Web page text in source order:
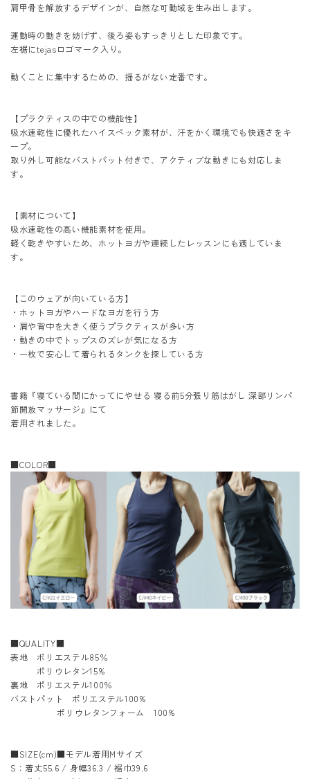
肩甲骨を解放するデザインが、自然な可動域を生み出します。
運動時の動きを妨げず、後ろ姿もすっきりとした印象です。
左裾にtejasロゴマーク入り。
動くことに集中するための、揺るがない定番です。
【プラクティスの中での機能性】
吸水速乾性に優れたハイスペック素材が、汗をかく環境でも快適さをキ
ープ。
取り外し可能なバストパット付きで、アクティブな動きにも対応しま
す。
【素材について】
吸水速乾性の高い機能素材を使用。
軽く乾きやすいため、ホットヨガや連続したレッスンにも適していま
す。
【このウェアが向いている方】
・ホットヨガやハードなヨガを行う方
・肩や背中を大きく使うプラクティスが多い方
・動きの中でトップスのズレが気になる方
・一枚で安心して着られるタンクを探している方
書籍『寝ている間にかってにやせる 寝る前5分張り筋はがし 深部リンパ
節開放マッサージ 』にて
着用されました。
■COLOR■
■QUALITY■
表地 ポリエステル85％
ポリウレタン15%
裏地 ポリエステル100％
バストパット ポリエステル100%
ポリウレタンフォーム 100%
■SIZE(cm)■モデル着用Mサイズ
S：着丈55.6 / 身幅36.3 / 裾巾39.6